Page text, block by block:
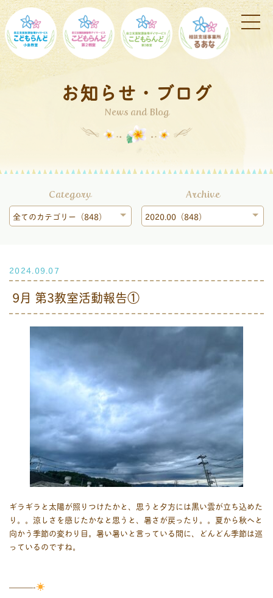
お知らせ・ブログ
News and Blog
Category
全てのカテゴリー（848）
Archive
2020.00（848）
2024.09.07
9月 第3教室活動報告①
ギラギラと太陽が照りつけたかと、思うと夕方には黒い雲が立ち込めた
り。。涼しさを感じたかなと思うと、暑さが戻ったり。。夏から秋へと
向かう季節の変わり目。暑い暑いと言っている間に、どんどん季節は巡
っているのですね。
———-